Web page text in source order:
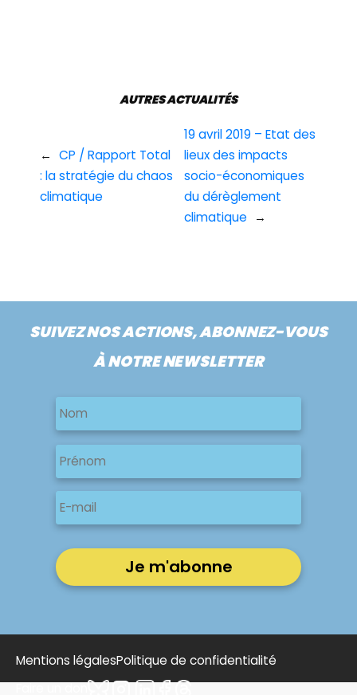
← CP / Rapport Total
: la stratégie du chaos
climatique
AUTRES ACTUALITÉS
19 avril 2019 – Etat des
lieux des impacts
socio-économiques
du dérèglement
climatique
→
SUIVEZ NOS ACTIONS, ABONNEZ-VOUS
À NOTRE NEWSLETTER
Nom
Nom
Nom
Prénom
E-
mail
Mentions légalesPolitique de confidentialité
Faire un don